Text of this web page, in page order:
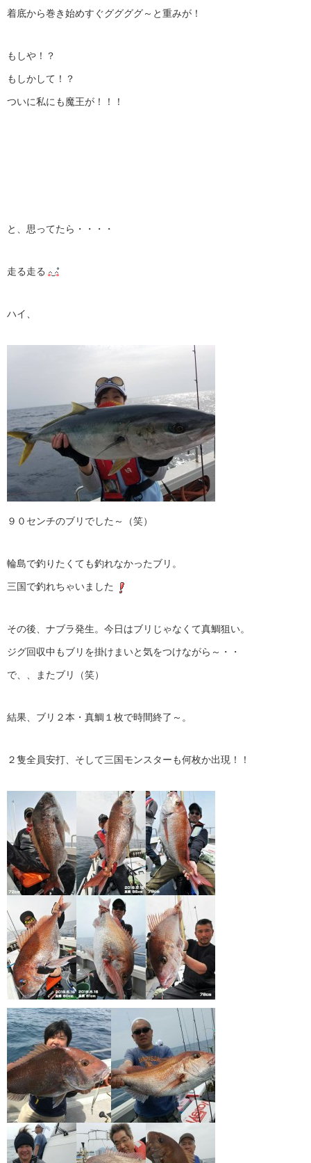
着底から巻き始めすぐググググ～と重みが！
もしや！？
もしかして！？
ついに私にも魔王が！！！
と、思ってたら・・・・
走る走る
ハイ、
９０センチのブリでした～（笑）
輪島で釣りたくても釣れなかったブリ。
三国で釣れちゃいました
その後、ナブラ発生。今日はブリじゃなくて真鯛狙い。
ジグ回収中もブリを掛けまいと気をつけながら～・・
で、、またブリ（笑）
結果、ブリ２本・真鯛１枚で時間終了～。
２隻全員安打、そして三国モンスターも何枚か出現！！